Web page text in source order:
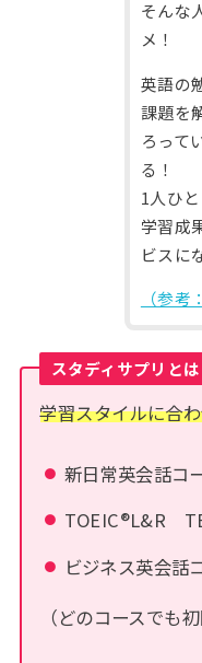
そんな
メ！
英語の
課題を
ろって
る！
1人ひ
学習成
ビスに
（参
スタディサプリとは
学習スタイルに合
新日常英会話コ
TOEIC®L&R
ビジネス英会話
（どのコースでも